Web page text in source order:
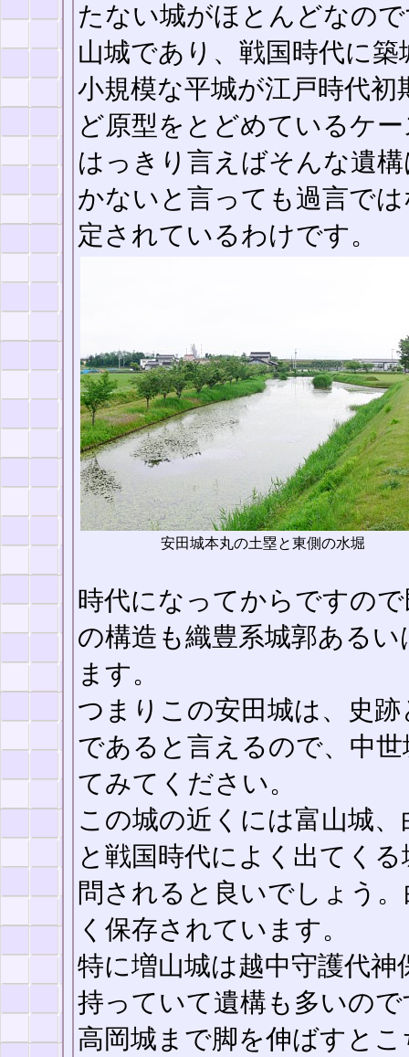
たない城がほとんどなの
山城であり、戦国時代に
小規模な平城が江戸時代
ど原型をとどめているケ
はっきり言えばそんな遺
かないと言っても過言で
定されているわけです。
安田城本丸の土塁と東側の水堀
時代になってからですの
の構造も織豊系城郭ある
ます。
つまりこの安田城は、史
であると言えるので、中
てみてください。
この城の近くには富山城
と戦国時代によく出てく
問されると良いでしょう
く保存されています。
特に増山城は越中守護代
持っていて遺構も多いので
高岡城まで脚を伸ばすと